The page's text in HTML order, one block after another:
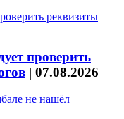
проверить
| 07.08.2026